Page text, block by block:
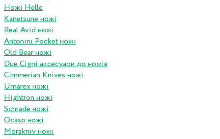
Ножі Helle
Kanetsune ножі
Real Avid ножі
Antonini Pocket ножі
Old Bear ножі
Due Cigni аксесуари до ножів
Cimmerian Knives ножі
Umarex ножі
Hightron ножі
Schrade ножі
Ocaso ножі
Morakniv ножі